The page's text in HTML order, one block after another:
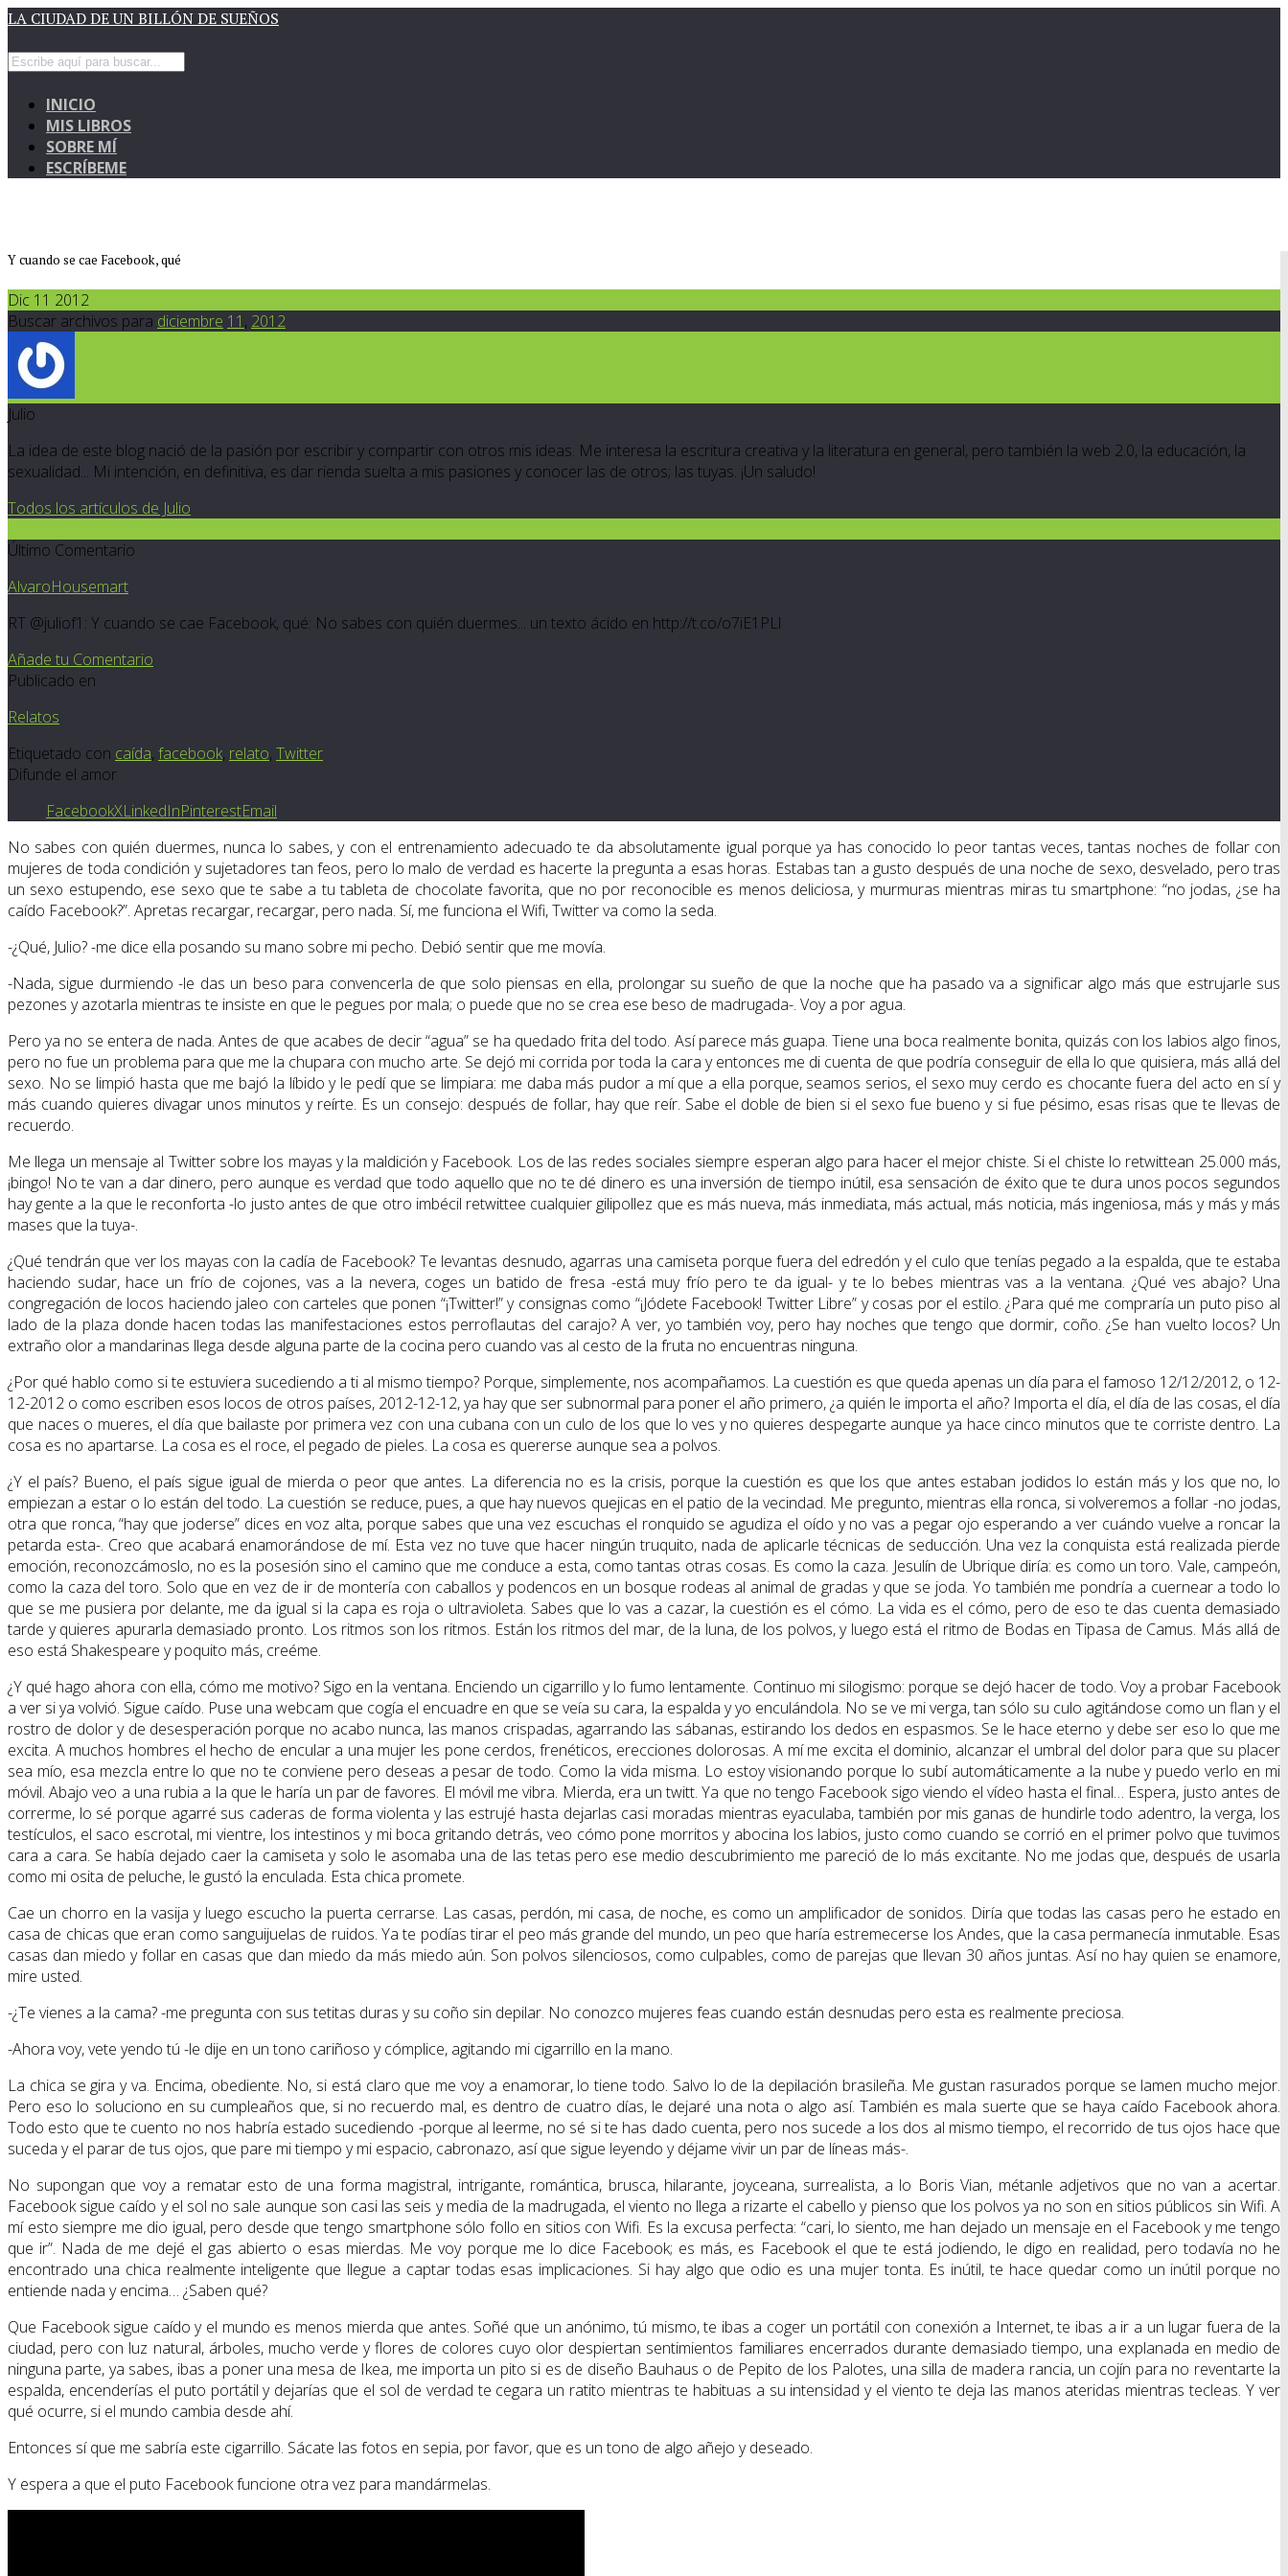
LA CIUDAD DE UN BILLÓN DE SUEÑOS
INICIO
MIS LIBROS
SOBRE MÍ
ESCRÍBEME
Y cuando se cae Facebook, qué
Dic 11 2012
Buscar archivos para diciembre 11 , 2012
Julio
La idea de este blog nació de la pasión por escribir y compartir con otros mis ideas. Me interesa la escritura creativa y la literatura en general, pero también la web 2.0, la educación, la
sexualidad... Mi intención, en definitiva, es dar rienda suelta a mis pasiones y conocer las de otros; las tuyas. ¡Un saludo!
Todos los artículos de Julio
Último Comentario
AlvaroHousemart
RT @juliof1: Y cuando se cae Facebook, qué: No sabes con quién duermes... un texto ácido en http://t.co/o7iE1PLl
Añade tu Comentario
Publicado en
Relatos
Etiquetado con caída, facebook, relato, Twitter
Difunde el amor
FacebookXLinkedInPinterestEmail
No sabes con quién duermes, nunca lo sabes, y con el entrenamiento adecuado te da absolutamente igual porque ya has conocido lo peor tantas veces, tantas noches de follar con
mujeres de toda condición y sujetadores tan feos, pero lo malo de verdad es hacerte la pregunta a esas horas. Estabas tan a gusto después de una noche de sexo, desvelado, pero tras
un sexo estupendo, ese sexo que te sabe a tu tableta de chocolate favorita, que no por reconocible es menos deliciosa, y murmuras mientras miras tu smartphone: “no jodas, ¿se ha
caído Facebook?”. Apretas recargar, recargar, pero nada. Sí, me funciona el Wifi, Twitter va como la seda.
-¿Qué, Julio? -me dice ella posando su mano sobre mi pecho. Debió sentir que me movía.
-Nada, sigue durmiendo -le das un beso para convencerla de que solo piensas en ella, prolongar su sueño de que la noche que ha pasado va a significar algo más que estrujarle sus
pezones y azotarla mientras te insiste en que le pegues por mala; o puede que no se crea ese beso de madrugada-. Voy a por agua.
Pero ya no se entera de nada. Antes de que acabes de decir “agua” se ha quedado frita del todo. Así parece más guapa. Tiene una boca realmente bonita, quizás con los labios algo finos,
pero no fue un problema para que me la chupara con mucho arte. Se dejó mi corrida por toda la cara y entonces me di cuenta de que podría conseguir de ella lo que quisiera, más allá del
sexo. No se limpió hasta que me bajó la líbido y le pedí que se limpiara: me daba más pudor a mí que a ella porque, seamos serios, el sexo muy cerdo es chocante fuera del acto en sí y
más cuando quieres divagar unos minutos y reírte. Es un consejo: después de follar, hay que reír. Sabe el doble de bien si el sexo fue bueno y si fue pésimo, esas risas que te llevas de
recuerdo.
Me llega un mensaje al Twitter sobre los mayas y la maldición y Facebook. Los de las redes sociales siempre esperan algo para hacer el mejor chiste. Si el chiste lo retwittean 25.000 más,
¡bingo! No te van a dar dinero, pero aunque es verdad que todo aquello que no te dé dinero es una inversión de tiempo inútil, esa sensación de éxito que te dura unos pocos segundos
hay gente a la que le reconforta -lo justo antes de que otro imbécil retwittee cualquier gilipollez que es más nueva, más inmediata, más actual, más noticia, más ingeniosa, más y más y más
mases que la tuya-.
¿Qué tendrán que ver los mayas con la cadía de Facebook? Te levantas desnudo, agarras una camiseta porque fuera del edredón y el culo que tenías pegado a la espalda, que te estaba
haciendo sudar, hace un frío de cojones, vas a la nevera, coges un batido de fresa -está muy frío pero te da igual- y te lo bebes mientras vas a la ventana. ¿Qué ves abajo? Una
congregación de locos haciendo jaleo con carteles que ponen “¡Twitter!” y consignas como “¡Jódete Facebook! Twitter Libre” y cosas por el estilo. ¿Para qué me compraría un puto piso al
lado de la plaza donde hacen todas las manifestaciones estos perroflautas del carajo? A ver, yo también voy, pero hay noches que tengo que dormir, coño. ¿Se han vuelto locos? Un
extraño olor a mandarinas llega desde alguna parte de la cocina pero cuando vas al cesto de la fruta no encuentras ninguna.
¿Por qué hablo como si te estuviera sucediendo a ti al mismo tiempo? Porque, simplemente, nos acompañamos. La cuestión es que queda apenas un día para el famoso 12/12/2012, o 12-
12-2012 o como escriben esos locos de otros países, 2012-12-12, ya hay que ser subnormal para poner el año primero, ¿a quién le importa el año? Importa el día, el día de las cosas, el día
que naces o mueres, el día que bailaste por primera vez con una cubana con un culo de los que lo ves y no quieres despegarte aunque ya hace cinco minutos que te corriste dentro. La
cosa es no apartarse. La cosa es el roce, el pegado de pieles. La cosa es quererse aunque sea a polvos.
¿Y el país? Bueno, el país sigue igual de mierda o peor que antes. La diferencia no es la crisis, porque la cuestión es que los que antes estaban jodidos lo están más y los que no, lo
empiezan a estar o lo están del todo. La cuestión se reduce, pues, a que hay nuevos quejicas en el patio de la vecindad. Me pregunto, mientras ella ronca, si volveremos a follar -no jodas,
otra que ronca, “hay que joderse” dices en voz alta, porque sabes que una vez escuchas el ronquido se agudiza el oído y no vas a pegar ojo esperando a ver cuándo vuelve a roncar la
petarda esta-. Creo que acabará enamorándose de mí. Esta vez no tuve que hacer ningún truquito, nada de aplicarle técnicas de seducción. Una vez la conquista está realizada pierde
emoción, reconozcámoslo, no es la posesión sino el camino que me conduce a esta, como tantas otras cosas. Es como la caza. Jesulín de Ubrique diría: es como un toro. Vale, campeón,
como la caza del toro. Solo que en vez de ir de montería con caballos y podencos en un bosque rodeas al animal de gradas y que se joda. Yo también me pondría a cuernear a todo lo
que se me pusiera por delante, me da igual si la capa es roja o ultravioleta. Sabes que lo vas a cazar, la cuestión es el cómo. La vida es el cómo, pero de eso te das cuenta demasiado
tarde y quieres apurarla demasiado pronto. Los ritmos son los ritmos. Están los ritmos del mar, de la luna, de los polvos, y luego está el ritmo de Bodas en Tipasa de Camus. Más allá de
eso está Shakespeare y poquito más, creéme.
¿Y qué hago ahora con ella, cómo me motivo? Sigo en la ventana. Enciendo un cigarrillo y lo fumo lentamente. Continuo mi silogismo: porque se dejó hacer de todo. Voy a probar Facebook
a ver si ya volvió. Sigue caído. Puse una webcam que cogía el encuadre en que se veía su cara, la espalda y yo enculándola. No se ve mi verga, tan sólo su culo agitándose como un flan y el
rostro de dolor y de desesperación porque no acabo nunca, las manos crispadas, agarrando las sábanas, estirando los dedos en espasmos. Se le hace eterno y debe ser eso lo que me
excita. A muchos hombres el hecho de encular a una mujer les pone cerdos, frenéticos, erecciones dolorosas. A mí me excita el dominio, alcanzar el umbral del dolor para que su placer
sea mío, esa mezcla entre lo que no te conviene pero deseas a pesar de todo. Como la vida misma. Lo estoy visionando porque lo subí automáticamente a la nube y puedo verlo en mi
móvil. Abajo veo a una rubia a la que le haría un par de favores. El móvil me vibra. Mierda, era un twitt. Ya que no tengo Facebook sigo viendo el vídeo hasta el final… Espera, justo antes de
correrme, lo sé porque agarré sus caderas de forma violenta y las estrujé hasta dejarlas casi moradas mientras eyaculaba, también por mis ganas de hundirle todo adentro, la verga, los
testículos, el saco escrotal, mi vientre, los intestinos y mi boca gritando detrás, veo cómo pone morritos y abocina los labios, justo como cuando se corrió en el primer polvo que tuvimos
cara a cara. Se había dejado caer la camiseta y solo le asomaba una de las tetas pero ese medio descubrimiento me pareció de lo más excitante. No me jodas que, después de usarla
como mi osita de peluche, le gustó la enculada. Esta chica promete.
Cae un chorro en la vasija y luego escucho la puerta cerrarse. Las casas, perdón, mi casa, de noche, es como un amplificador de sonidos. Diría que todas las casas pero he estado en
casa de chicas que eran como sanguijuelas de ruidos. Ya te podías tirar el peo más grande del mundo, un peo que haría estremecerse los Andes, que la casa permanecía inmutable. Esas
casas dan miedo y follar en casas que dan miedo da más miedo aún. Son polvos silenciosos, como culpables, como de parejas que llevan 30 años juntas. Así no hay quien se enamore,
mire usted.
-¿Te vienes a la cama? -me pregunta con sus tetitas duras y su coño sin depilar. No conozco mujeres feas cuando están desnudas pero esta es realmente preciosa.
-Ahora voy, vete yendo tú -le dije en un tono cariñoso y cómplice, agitando mi cigarrillo en la mano.
La chica se gira y va. Encima, obediente. No, si está claro que me voy a enamorar, lo tiene todo. Salvo lo de la depilación brasileña. Me gustan rasurados porque se lamen mucho mejor.
Pero eso lo soluciono en su cumpleaños que, si no recuerdo mal, es dentro de cuatro días, le dejaré una nota o algo así. También es mala suerte que se haya caído Facebook ahora.
Todo esto que te cuento no nos habría estado sucediendo -porque al leerme, no sé si te has dado cuenta, pero nos sucede a los dos al mismo tiempo, el recorrido de tus ojos hace que
suceda y el parar de tus ojos, que pare mi tiempo y mi espacio, cabronazo, así que sigue leyendo y déjame vivir un par de líneas más-.
No supongan que voy a rematar esto de una forma magistral, intrigante, romántica, brusca, hilarante, joyceana, surrealista, a lo Boris Vian, métanle adjetivos que no van a acertar.
Facebook sigue caído y el sol no sale aunque son casi las seis y media de la madrugada, el viento no llega a rizarte el cabello y pienso que los polvos ya no son en sitios públicos sin Wifi. A
mí esto siempre me dio igual, pero desde que tengo smartphone sólo follo en sitios con Wifi. Es la excusa perfecta: “cari, lo siento, me han dejado un mensaje en el Facebook y me tengo
que ir”. Nada de me dejé el gas abierto o esas mierdas. Me voy porque me lo dice Facebook; es más, es Facebook el que te está jodiendo, le digo en realidad, pero todavía no he
encontrado una chica realmente inteligente que llegue a captar todas esas implicaciones. Si hay algo que odio es una mujer tonta. Es inútil, te hace quedar como un inútil porque no
entiende nada y encima… ¿Saben qué?
Que Facebook sigue caído y el mundo es menos mierda que antes. Soñé que un anónimo, tú mismo, te ibas a coger un portátil con conexión a Internet, te ibas a ir a un lugar fuera de la
ciudad, pero con luz natural, árboles, mucho verde y flores de colores cuyo olor despiertan sentimientos familiares encerrados durante demasiado tiempo, una explanada en medio de
ninguna parte, ya sabes, ibas a poner una mesa de Ikea, me importa un pito si es de diseño Bauhaus o de Pepito de los Palotes, una silla de madera rancia, un cojín para no reventarte la
espalda, encenderías el puto portátil y dejarías que el sol de verdad te cegara un ratito mientras te habituas a su intensidad y el viento te deja las manos ateridas mientras tecleas. Y ver
qué ocurre, si el mundo cambia desde ahí.
Entonces sí que me sabría este cigarrillo. Sácate las fotos en sepia, por favor, que es un tono de algo añejo y deseado.
Y espera a que el puto Facebook funcione otra vez para mandármelas.